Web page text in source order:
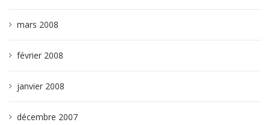
mars 2008
février 2008
janvier 2008
décembre 2007